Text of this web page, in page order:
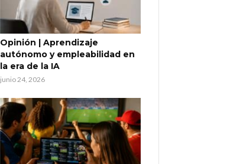
Opinión | Aprendizaje
autónomo y empleabilidad en
la era de la IA
junio 24, 2026